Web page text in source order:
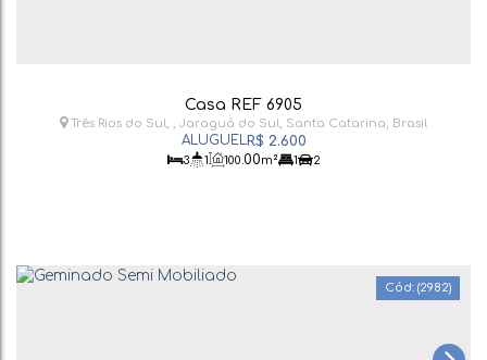
Casa REF 6905
R$ 2.600
Três Rios do Sul , Jaraguá do Sul, Santa Catarina, Brasil
3 1 100 .00m² 1 2
(2982)